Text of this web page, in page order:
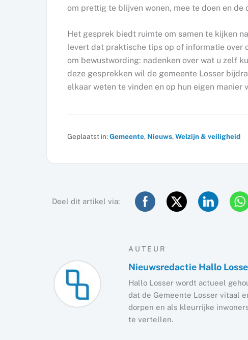
om prettig te blijven wonen, mee te doen en
Het gesprek biedt ruimte om samen te kijken
levert dat praktische tips op of informatie over
om bewustwording: nadenken over wat u zelf
deze gesprekken wil de gemeente Losser
elkaar weten te vinden en op hun eigen manier
Geplaatst in:Gemeente, Nieuws,Welzijn & veiligheid
Deel dit artikel via:
AUTEUR
Nieuwsredactie Hallo
Hallo Losser wordt actueel
dat de Gemeente Losser vitaal
dorpen en als kleurrijke
te vertellen.